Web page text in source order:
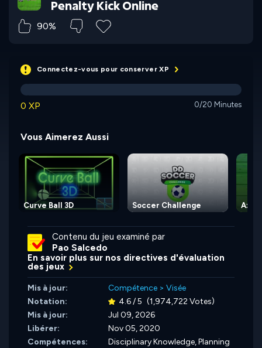
Penalty Kick Online
90%
Connectez-vous pour conserver XP
0 XP 0/20 Minutes
Vous Aimerez Aussi
Curve Ball 3D Soccer Challenge Axe
Contenu du jeu examiné par
Pao Salcedo
En savoir plus sur nos directives d'évaluation
des jeux
Mis à jour: Compétence > Visée
Notation:
4.6 / 5 (1,974,722 Votes)
Mis à jour:
Jul 09, 2026
Libérer:
Nov 05, 2020
Compétences:
Disciplinary Knowledge,Planning